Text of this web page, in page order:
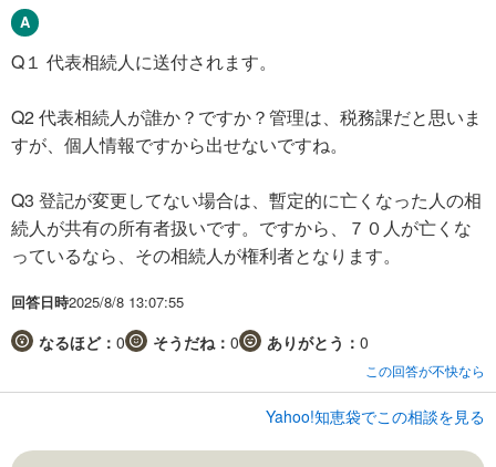
Q１ 代表相続人に送付されます。
Q2 代表相続人が誰か？ですか？管理は、税務課だと思いま
すが、個人情報ですから出せないですね。
Q3 登記が変更してない場合は、暫定的に亡くなった人の相
続人が共有の所有者扱いです。ですから、７０人が亡くな
っているなら、その相続人が権利者となります。
回答日時2025/8/8 13:07:55
なるほど： 0 そうだね： 0 ありがとう： 0
この回答が不快なら
Yahoo!知恵袋でこの相談を見る